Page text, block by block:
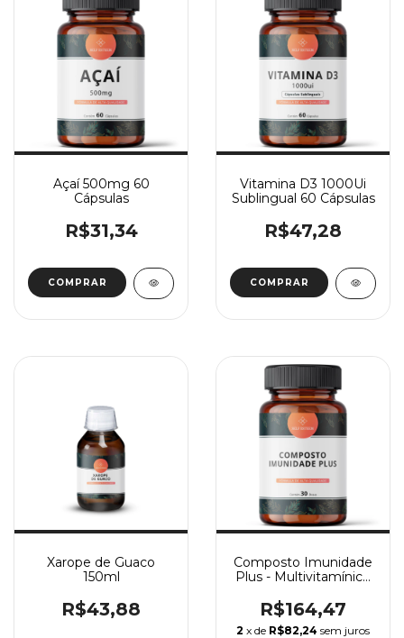
Açaí 500mg 60
Cápsulas
R$31,34
Vitamina D3 1000Ui
Sublingual 60 Cápsulas
R$47,28
Xarope de Guaco
150ml
R$43,88
Composto Imunidade
Plus - Multivitamínico
R$164,47
2 x de R$82,24 sem juros